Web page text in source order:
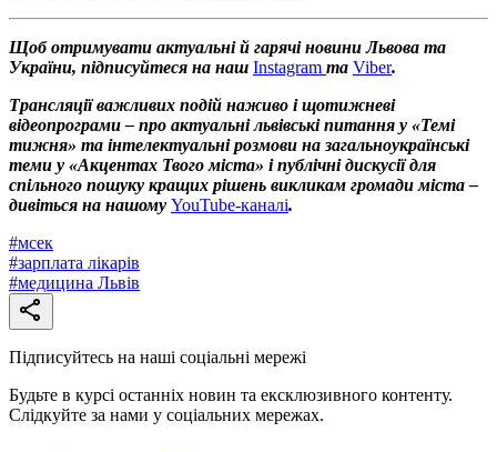
Щоб отримувати актуальні й гарячі новини Львова та
України, підписуйтеся на наш Instagram та Viber.
Трансляції важливих подій наживо і щотижневі
відеопрограми – про актуальні львівські питання у «Темі
тижня» та інтелектуальні розмови на загальноукраїнські
теми у «Акцентах Твого міста» і публічні дискусії для
спільного пошуку кращих рішень викликам громади міста –
дивіться на нашому YouTube-каналі.
#мсек
#зарплата лікарів
#медицина Львів
Підписуйтесь на наші соціальні мережі
Будьте в курсі останніх новин та ексклюзивного контенту.
Слідкуйте за нами у соціальних мережах.